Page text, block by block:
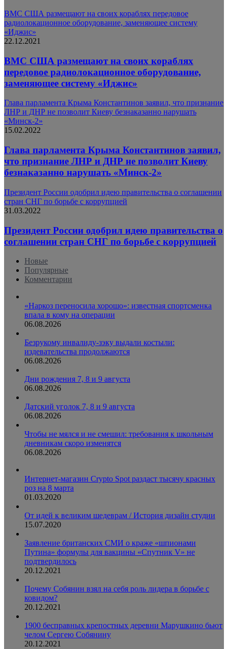
ВМС США размещают на своих кораблях передовое
радиолокационное оборудование, заменяющее систему
«Иджис»
22.12.2021
ВМС США размещают на своих кораблях
передовое радиолокационное оборудование,
заменяющее систему «Иджис»
Глава парламента Крыма Константинов заявил, что признание
ЛНР и ДНР не позволит Киеву безнаказанно нарушать
«Минск-2»
15.02.2022
Глава парламента Крыма Константинов заявил,
что признание ЛНР и ДНР не позволит Киеву
безнаказанно нарушать «Минск-2»
Президент России одобрил идею правительства о соглашении
стран СНГ по борьбе с коррупцией
31.03.2022
Президент России одобрил идею правительства о
соглашении стран СНГ по борьбе с коррупцией
Новые
Популярные
Комментарии
«Наркоз переносила хорошо»: известная спортсменка
впала в кому на операции
06.08.2026
Безрукому инвалиду-зэку выдали костыли:
издевательства продолжаются
06.08.2026
Дни рождения 7, 8 и 9 августа
06.08.2026
Датский уголок 7, 8 и 9 августа
06.08.2026
Чтобы не мялся и не смешил: требования к школьным
дневникам скоро изменятся
06.08.2026
Интернет-магазин Crypto Spot раздаст тысячу красных
роз на 8 марта
01.03.2020
От идей к великим шедеврам / История дизайн студии
15.07.2020
Заявление британских СМИ о краже «шпионами
Путина» формулы для вакцины «Спутник V» не
подтвердилось
20.12.2021
Почему Собянин взял на себя роль лидера в борьбе с
ковидом?
20.12.2021
1900 бесправных крепостных деревни Марушкино бьют
челом Сергею Собянину
20.12.2021